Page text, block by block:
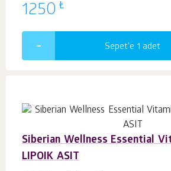
1250 ₺
Sepet'e 1 adet
Siberian Wellness Essential
LIPOIK ASIT